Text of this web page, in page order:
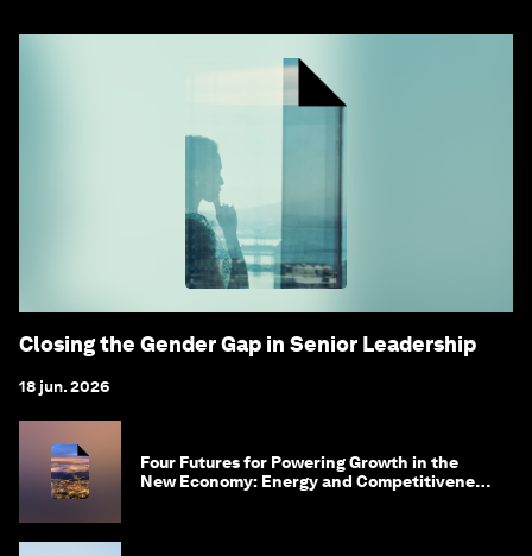
Closing the Gender Gap in Senior Leadership
18 jun. 2026
Four Futures for Powering Growth in the
New Economy: Energy and Competitiveness